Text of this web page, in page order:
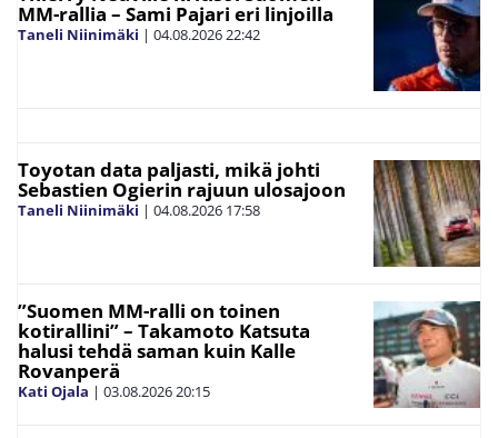
MM-rallia – Sami Pajari eri linjoilla
Taneli Niinimäki | 04.08.202622:42
Toyotan data paljasti, mikä johti
Sebastien Ogierin rajuun ulosajoon
Taneli Niinimäki | 04.08.2026 17:58
”Suomen MM-ralli on toinen
kotirallini” – Takamoto Katsuta
halusi tehdä saman kuin Kalle
Rovanperä
Kati Ojala | 03.08.202620:15